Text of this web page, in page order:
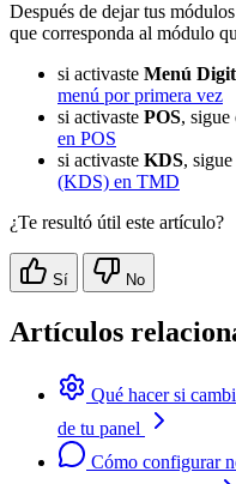
Después de dejar tus
que corresponda al módulo
si activaste Menú
menú por primera vez
si activaste POS, sigue
en POS
si activaste KDS,
(KDS) en TMD
¿Te resultó útil este artículo?
Sí No
Artículos
Qué hacer si
de tu panel
Cómo configurar